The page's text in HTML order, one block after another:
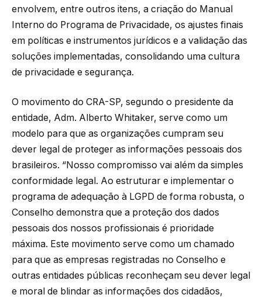
envolvem, entre outros itens, a criação do Manual
Interno do Programa de Privacidade, os ajustes finais
em políticas e instrumentos jurídicos e a validação das
soluções implementadas, consolidando uma cultura
de privacidade e segurança.
O movimento do CRA-SP, segundo o presidente da
entidade, Adm. Alberto Whitaker, serve como um
modelo para que as organizações cumpram seu
dever legal de proteger as informações pessoais dos
brasileiros. “Nosso compromisso vai além da simples
conformidade legal. Ao estruturar e implementar o
programa de adequação à LGPD de forma robusta, o
Conselho demonstra que a proteção dos dados
pessoais dos nossos profissionais é prioridade
máxima. Este movimento serve como um chamado
para que as empresas registradas no Conselho e
outras entidades públicas reconheçam seu dever legal
e moral de blindar as informações dos cidadãos,